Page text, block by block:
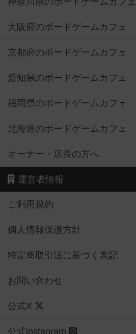
大阪府のボードゲームカフェ
京都府のボードゲームカフェ
愛知県のボードゲームカフェ
福岡県のボードゲームカフェ
北海道のボードゲームカフェ
オーナー・店長の方へ
運営者情報
ご利用規約
個人情報保護方針
特定商取引法に基づく表記
お問い合わせ
公式X
公式instagram